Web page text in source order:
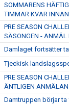
SOMMARENS
TIMMAR KVAR
PRE SEASON
SÄSONGEN - ANMÄL
Damlaget fortsätter
Tjeckisk
PRE SEASON
ÄNTLIGEN ANMÄLAN
Damtruppen börjar ta